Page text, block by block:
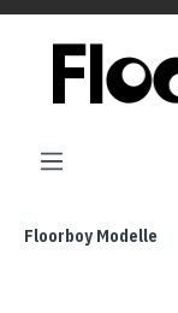
Floorboy Modelle